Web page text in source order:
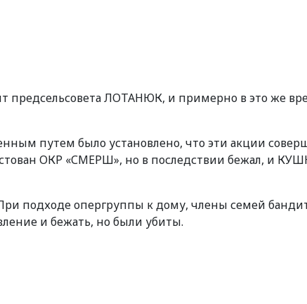
предсельсовета ЛОТАНЮК, и примерно в это же
путем было установлено, что эти акции
ОКР «СМЕРШ», но в последствии бежал, и
подходе опергруппы к дому, члены семей
и бежать, но были убиты.